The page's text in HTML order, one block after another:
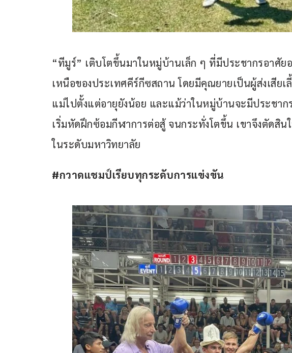
“ทีมูร์” เติบโตขึ้นมาในหมู่บ้านเล็ก ๆ ที่มีประชากรอาศัย
เหนือของประเทศคีร์กีซสถาน โดยมีคุณยายเป็นผู้ส่งเสียเ
แม่ไปตั้งแต่อายุยังน้อย และแม้ว่าในหมู่บ้านจะมีประชาก
เริ่มหัดฝึกซ้อมกีฬาการต่อสู้ จนกระทั่งโตขึ้น เขาจึงตัดสิน
ในระดับมหาวิทยาลัย
#กวาดแชมป์เรียบทุกระดับการแข่งขัน